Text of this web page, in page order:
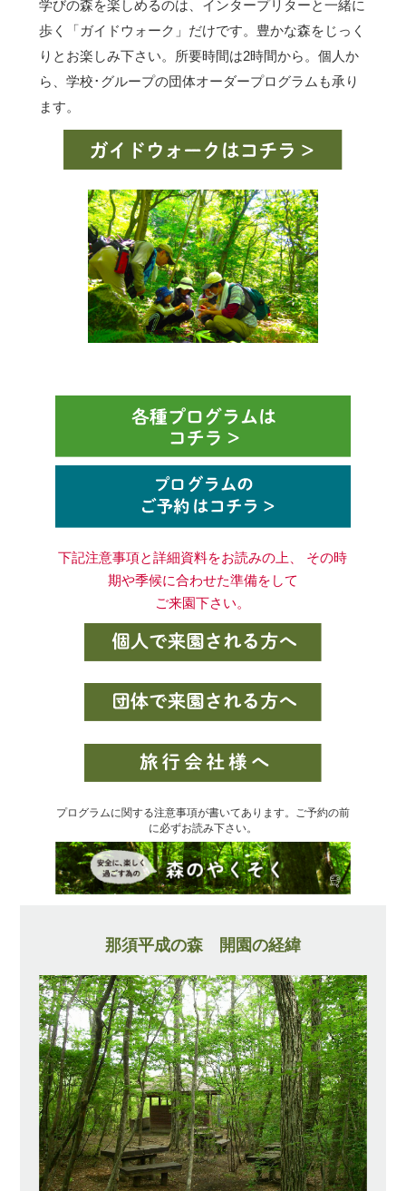
学びの森を楽しめるのは、インタープリターと一緒に
歩く「ガイドウォーク」だけです。豊かな森をじっく
りとお楽しみ下さい。所要時間は2時間から。個人か
ら、学校･グループの団体オーダープログラムも承り
ます。
下記注意事項と詳細資料をお読みの上、 その時
期や季候に合わせた準備をして
ご来園下さい。
プログラムに関する注意事項が書いてあります。ご予約の前
に必ずお読み下さい。
那須平成の森 開園の経緯